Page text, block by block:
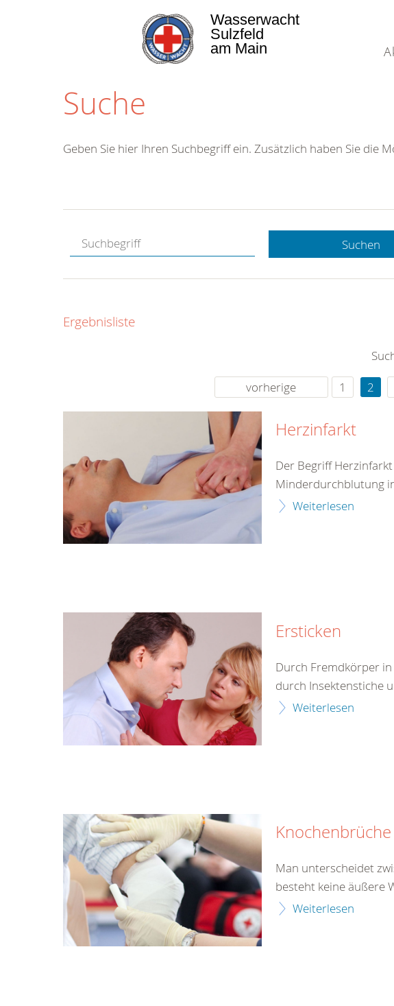
Wasserwacht
Sulzfeld
am Main
Suche
Hotline.
gerne.
rund um die Uhr
Geben Sie hier Ihren Suchbegriff ein. Zusätzlich haben Sie die
Suchen
Ergebnisliste
vorherige
1 2
Herzinfarkt
Der Begriff
Minderdurchblutung
Weiterlesen
Ersticken
Durch Fremdkörper
durch Insektenstiche
Weiterlesen
Knochenbrüche
Man unterscheidet
besteht keine äußere
Weiterlesen